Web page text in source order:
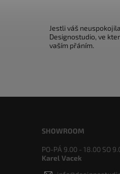
Jestli váš
Designostudio, ve
vaším přáním.
SHOWROOM
PO-PÁ 9.00 - 18.00 SO
Karel Vacek